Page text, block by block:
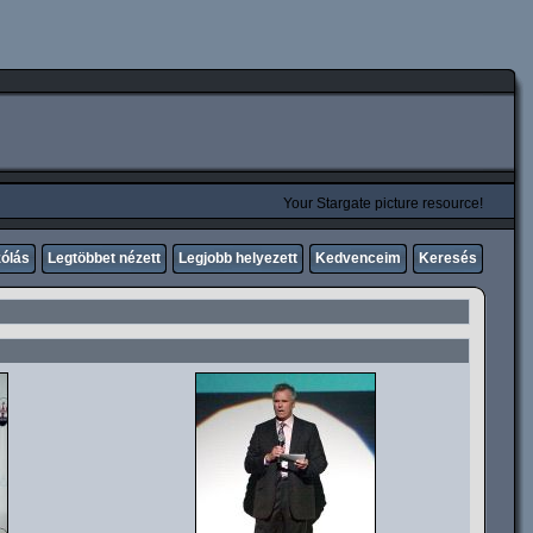
Your Stargate picture resource!
Legtöbbet nézett Legjobb helyezett Kedvenceim Keresés